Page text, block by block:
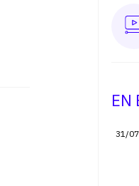
EN
31/07